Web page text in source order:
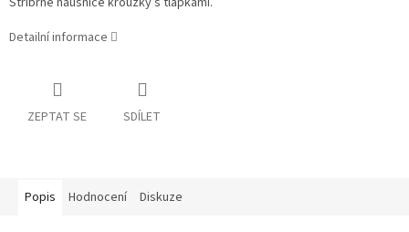
Detailní informace
ZEPTAT SE SDÍLET
Popis Hodnocení Diskuze